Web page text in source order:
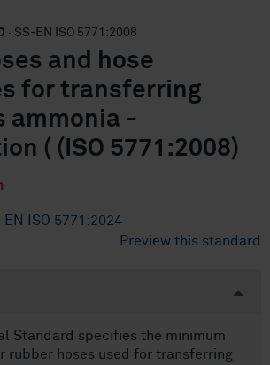
· SS-EN ISO 5771:2008
and hose
for transferring
ammonia -
( (ISO 5771:2008)
EN ISO 5771:2024
Preview this standard
Standard specifies the minimum
rubber hoses used for transferring